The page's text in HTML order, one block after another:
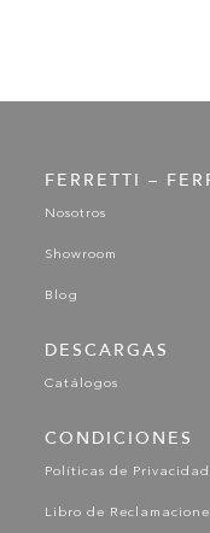
FERRETTI –
Nosotros
Showroom
Blog
DESCARGAS
Catálogos
CONDICIONES
Políticas de Privacidad
Libro de